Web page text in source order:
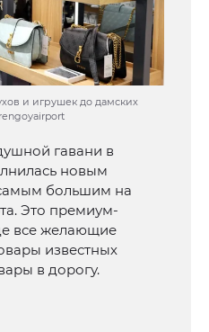
и игрушек до дамских
гавани в
новым
большим на
Это премиум-
все желающие
известных
в дорогу.